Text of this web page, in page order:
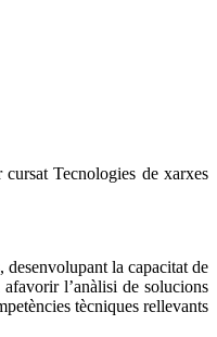
Tecnologies de xarxes
desenvolupant la capacitat de
l’anàlisi de solucions
tècniques rellevants